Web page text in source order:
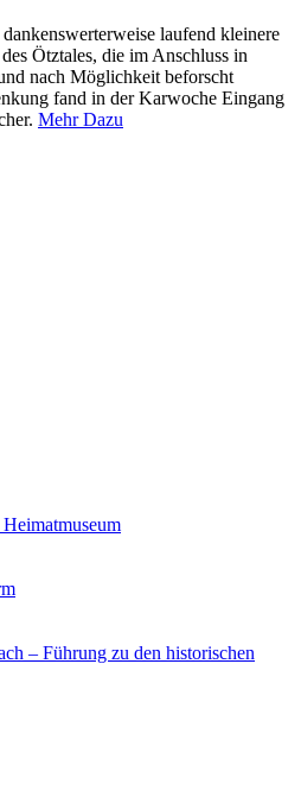
laufend kleinere
Ötztales, die im Anschluss in
nach Möglichkeit beforscht
fand in der Karwoche Eingang
Mehr Dazu
– Führung zu den historischen